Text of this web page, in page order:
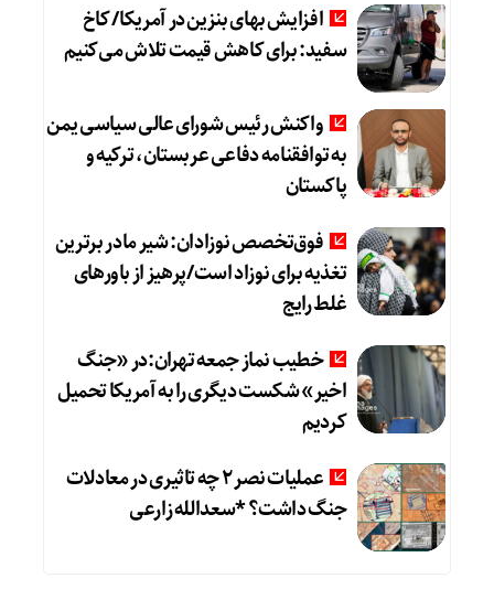
افزایش بهای بنزین در آمریکا/ کاخ
سفید: برای کاهش قیمت تلاش می‌کنیم
واکنش رئیس شورای عالی سیاسی یمن
به توافقنامه دفاعی عربستان، ترکیه و
پاکستان
فوق‌تخصص نوزادان: شیر مادر برترین
تغذیه برای نوزاد است/پرهیز از باورهای
غلط رایج
خطیب نماز جمعه تهران:در «جنگ
اخیر» شکست دیگری را به آمریکا تحمیل
کردیم
عملیات نصر ۲ چه تاثیری در معادلات
جنگ داشت؟ *سعدالله زارعی